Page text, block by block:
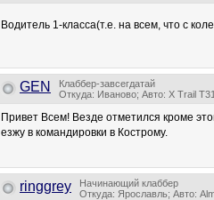
Водитель 1-класса(т.е. на всем, что с
GEN
Клаббер-завсегдатай
Откуда: Иваново; Авто: X Trail
Привет Всем! Везде отметился кроме
езжу в командировки в Кострому.
ringgrey
Начинающий клаббер
Откуда: Ярославль; Авто: